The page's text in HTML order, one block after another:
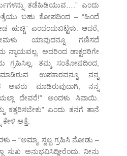
ತಡೆಹಿಡಿಯುವ….” ಎಂದು
ಅತ್ತೆಯು ಬಹು ಕೋಪದಿಂದ – “ಹಿಂದೆ
ಹುಚ್ಚಿ” ಎಂದಂದುಬಿಟ್ಟಳು. ಆದರೆ,
ಯಾವುದನ್ನೂ ಗಣಿಸದೆ
ನ್ಯಾಯವಲ್ಲ. ಅದರಿಂದ ಡಾಕ್ಟರರಿಗೇ
ಗ್ರಹಿಸಿಲ್ಲ. ತಮ್ಮ ಸಂತೋಷದಿಂದ,
ಉಪಕಾರವನ್ನೂ ನನ್ನ
ಮಾಡಿರುವುದಾಗಿ, ನನ್ನ
ದೇವರೆ!” ಅಂದಳು ಸಿಪಾಯಿ.
ಕತ್ತರಿಸಬೇಕು” ಎಂದು ತನಗೆ ತಾನೆ
ಅತ್ತೆ.
– “ಅಮ್ಮಾ, ಸ್ವಲ್ಪ ಗ್ರಹಿಸಿ ನೋಡು –
ಸುಖ ಅನುಭವಿಸಿದ್ದೀರೆಂದು. ನೀನು